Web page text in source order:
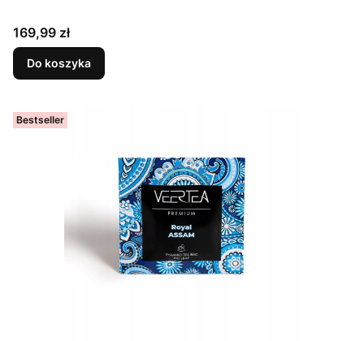
Cena
169,99 zł
Do koszyka
Bestseller